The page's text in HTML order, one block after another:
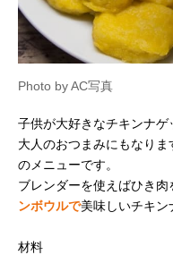
Photo by AC写真
子供が大好きなチキンナゲ
大人のおつまみにもなり
のメニューです。
ブレンダーを使えばひき肉
ンボウルで美味しいチキン
材料